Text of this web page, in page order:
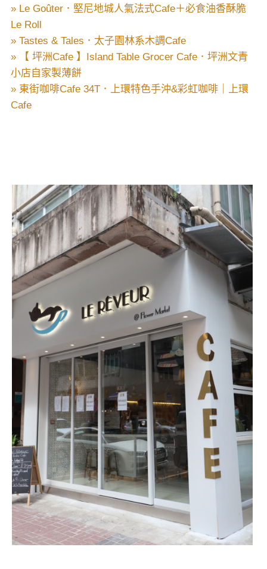
» Le Goûter．堅尼地城人氣法式Cafe＋必食油香酥脆
Le Roll
» Tastes & Tales．太子園林系木調Cafe
» 【 坪洲Cafe 】Island Table Grocer Cafe．坪洲文青
小店自家製薄餅
» 東街咖啡Cafe 34T．上環特色手沖&彩虹咖啡｜上環
Cafe